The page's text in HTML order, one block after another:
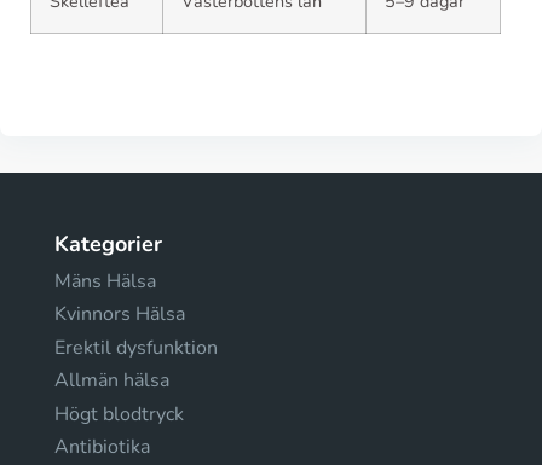
Kategorier
Mäns Hälsa
Kvinnors Hälsa
Erektil dysfunktion
Allmän hälsa
Högt blodtryck
Antibiotika